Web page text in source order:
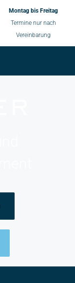
Montag bis Freitag
Termine nur nach
Vereinbarung